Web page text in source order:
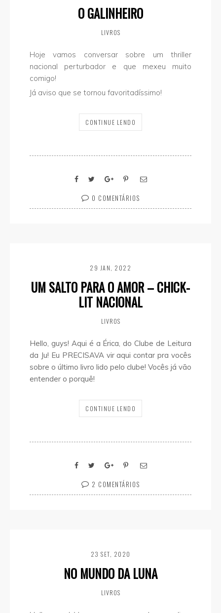
O GALINHEIRO
LIVROS
Hoje vamos conversar sobre um thriller
nacional perturbador e que mexeu muito
comigo!
Já aviso que se tornou favoritadíssimo!
CONTINUE LENDO
0 COMENTÁRIOS
29 JAN, 2022
UM SALTO PARA O AMOR – CHICK-
LIT NACIONAL
LIVROS
Hello, guys! Aqui é a Érica, do Clube de Leitura
da Ju! Eu PRECISAVA vir aqui contar pra vocês
sobre o último livro lido pelo clube! Vocês já vão
entender o porquê!
CONTINUE LENDO
2 COMENTÁRIOS
23 SET, 2020
NO MUNDO DA LUNA
LIVROS